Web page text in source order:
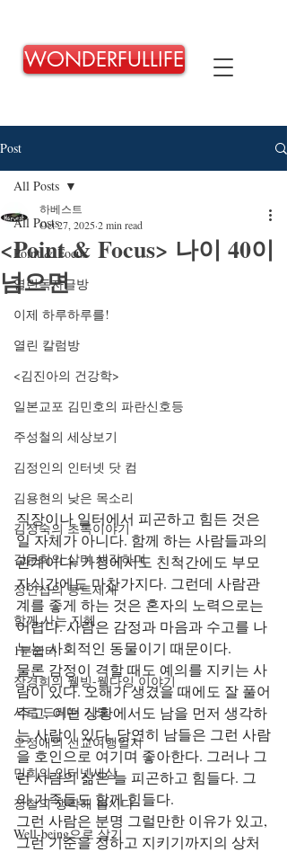
WONDERFULLIFE
Post
All Posts
Point & Focus
열린독자글방
이제 하루하루를!
열린 칼럼방
<김진아의 건강학>
일본교포 김민호의 파란신호등
주성철의 세상보기
김정인의 인터넷 닷 컴
김용현의 낮은 목소리
김정숙의 초록이야기
김문희의 살며 생각하며
정안섭의 콩트세계
함께 사는 지혜
1분쉼터
장경희의 웰빙-웰다잉 이야기
시로 드리는 기도
오정애의 선교여행일지
민희의 인터넷세상
정철의 생각해 봅시다
Well-being으로 살기
All Posts
<Point & Focus> 나이 40이
넘으면
하베스트
Oct 27, 20252 min read
직장이나 일터에서 피곤하고 힘든 것은
일 자체가 아니다. 함께 하는 사람들과의
관계이다. 가정에서도 친척간에도 부모
자식간에도 마찬가지다. 그런데 사람관
계를 좋게 하는 것은 혼자의 노력으로는
어렵다. 사람은 감정과 마음과 수고를 나
누는 사회적인 동물이기 때문이다.
물론 감정이 격할 때도 예의를 지키는 사
람이 있다. 오해가 생겼을 때에도 잘 풀어
주고, 어떤 상황에서도 남을 먼저 생각하
는 사람이 있다. 당연히 남들은 그런 사람
을 호인으로 여기며 좋아한다. 그러나 그
런 사람의 삶은 늘 피곤하고 힘들다. 그
의 가족들도 함께 힘들다.
그런 사람은 분명 그럴만한 이유가 있고,
그런 기준을 정하고 지키기까지의 상처